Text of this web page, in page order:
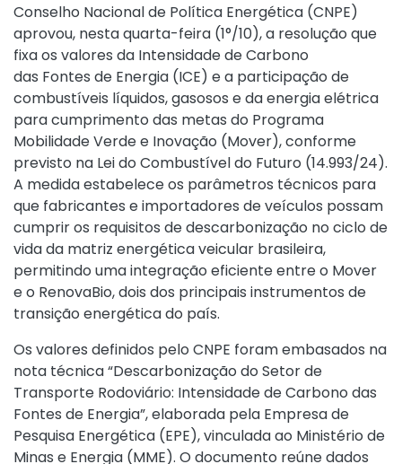
Conselho Nacional de Política Energética (CNPE)
aprovou, nesta quarta-feira (1°/10), a resolução que
fixa os valores da Intensidade de Carbono
das Fontes de Energia (ICE) e a participação de
combustíveis líquidos, gasosos e da energia elétrica
para cumprimento das metas do Programa
Mobilidade Verde e Inovação (Mover), conforme
previsto na Lei do Combustível do Futuro (14.993/24).
A medida estabelece os parâmetros técnicos para
que fabricantes e importadores de veículos possam
cumprir os requisitos de descarbonização no ciclo de
vida da matriz energética veicular brasileira,
permitindo uma integração eficiente entre o Mover
e o RenovaBio, dois dos principais instrumentos de
transição energética do país.
Os valores definidos pelo CNPE foram embasados na
nota técnica “Descarbonização do Setor de
Transporte Rodoviário: Intensidade de Carbono das
Fontes de Energia”, elaborada pela Empresa de
Pesquisa Energética (EPE), vinculada ao Ministério de
Minas e Energia (MME). O documento reúne dados